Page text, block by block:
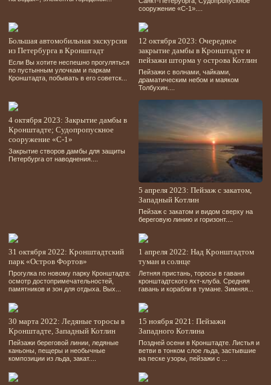
сооружение «С-1»....
Большая автомобильная экскурсия
из Петербурга в Кронштадт
Если Вы хотите неспешно прогуляться
по пустынным улочкам и паркам
Кронштадта, побывать в его советск...
12 октября 2023: Очередное
закрытие дамбы в Кронштадте и
пейзажи шторма у острова Котлин
Пейзажи с волнами, чайками,
драматическим небом и маяком
Толбухин....
4 октября 2023: Закрытие дамбы в
Кронштадте; Судопропускное
сооружение «С-1»
Закрытие створов дамбы для защиты
Петербурга от наводнения....
5 апреля 2023: Пейзаж с закатом,
Западный Котлин
Пейзаж с закатом и видом сверху на
береговую линию и горизонт....
31 октября 2022: Кронштадтский
парк «Остров Фортов»
Прогулка по новому парку Кронштадта:
осмотр достопримечательностей,
памятников и зон для отдыха. Вых...
1 апреля 2022: Над Кронштадтом
туман и солнце
Летняя пристань, торосы в гавани
кронштадтского яхт-клуба. Средняя
гавань и корабли в тумане. Зимняя...
30 марта 2022: Ледяные торосы в
Кронштадте, Западный Котлин
Пейзажи береговой линии, ледяные
каньоны, пещеры и необычные
композиции из льда, закат....
15 ноября 2021: Пейзажи
Западного Котлина
Поздней осени в Кронштадте. Листья и
ветви в тонком слое льда, застывшие
на песке узоры, пейзажи с ...